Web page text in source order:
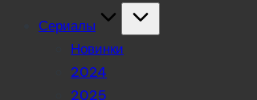
Сериалы
Новинки
2024
2025